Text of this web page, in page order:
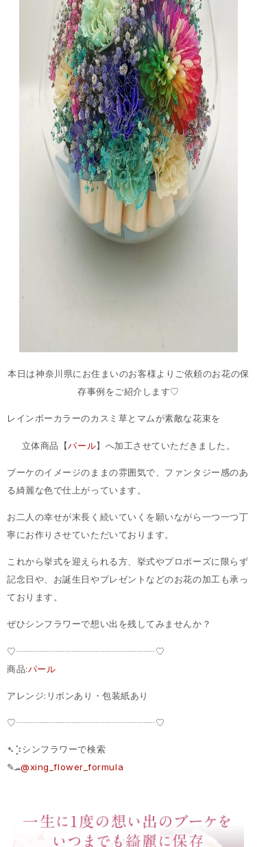
本日は神奈川県にお住まいのお客様よりご依頼のお花の保
存事例をご紹介します♡
レインボーカラーのカスミ草とマムが素敵な花束を
立体商品【パール】へ加工させていただきました。
ブーケのイメージのままの雰囲気で、ファンタジー感のあ
る綺麗な色で仕上がっています。
お二人の幸せが末長く続いていくを願いながら一つ一つ丁
寧にお作りさせていただいております。
これから挙式を迎えられる方、挙式やプロポーズに限らず
記念日や、お誕生日やプレゼントなどのお花の加工も承っ
ております。
ぜひシンフラワーで想い出を残してみませんか？
♡┈┈┈┈┈┈┈┈┈┈┈┈┈┈┈♡
商品:パール
アレンジ:リボンあり・包装紙あり
♡┈┈┈┈┈┈┈┈┈┈┈┈┈┈┈♡
➴⡱シンフラワーで検索
‎✎ܚ@xing_flower_formula